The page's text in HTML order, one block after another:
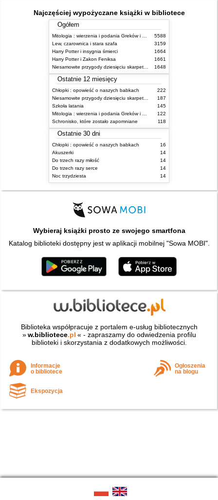
Najczęściej wypożyczane książki w bibliotece
Ogółem
Mitologia : wierzenia i podania Greków i Rzymian
5588
Lew, czarownica i stara szafa
3159
Harry Potter i insygnia śmierci
1664
Harry Potter i Zakon Feniksa
1661
Niesamowite przygody dziesięciu skarpetek (czterech prawych i sześciu lewych)
1648
Ostatnie 12 miesięcy
Chłopki : opowieść o naszych babkach
222
Niesamowite przygody dziesięciu skarpetek (czterech prawych i sześciu lewych)
187
Szkoła latania
145
Mitologia : wierzenia i podania Greków i Rzymian
122
Schronisko, które zostało zapomniane
118
Ostatnie 30 dni
Chłopki : opowieść o naszych babkach
16
Akuszerki
14
Do trzech razy miłość
14
Do trzech razy serce
14
Noc trzydziesta
14
Wybieraj książki prosto ze swojego smartfona
Katalog biblioteki dostępny jest w aplikacji mobilnej "Sowa MOBI".
Biblioteka współpracuje z portalem e-usług bibliotecznych
» w.bibliotece.pl « - zapraszamy do odwiedzenia profilu
biblioteki i skorzystania z dodatkowych możliwości.
Informacje
o bibliotece
Ogłoszenia
na blogu
Ekspozycja